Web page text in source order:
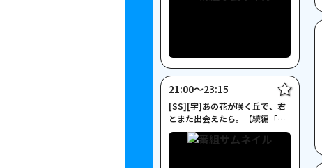
21:00〜23:15
[SS][字]あの花が咲く丘で、君
とまた出会えたら。【続編「あ
の星」公開！】